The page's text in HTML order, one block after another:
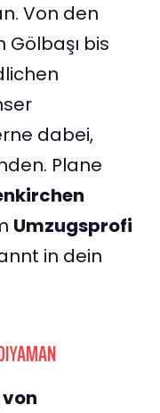
Von den
bis
dabei,
Plane
Umzugsprofi
in dein